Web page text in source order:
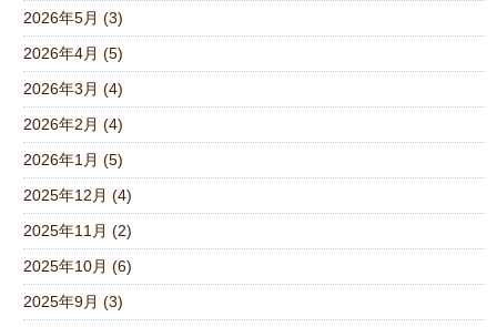
2026年5月 (3)
2026年4月 (5)
2026年3月 (4)
2026年2月 (4)
2026年1月 (5)
2025年12月 (4)
2025年11月 (2)
2025年10月 (6)
2025年9月 (3)